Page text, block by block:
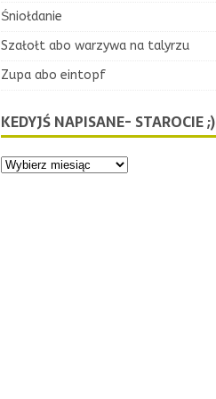
Śniołdanie
Szałołt abo warzywa na talyrzu
Zupa abo eintopf
KEDYJŚ NAPISANE- STAROCIE ;)